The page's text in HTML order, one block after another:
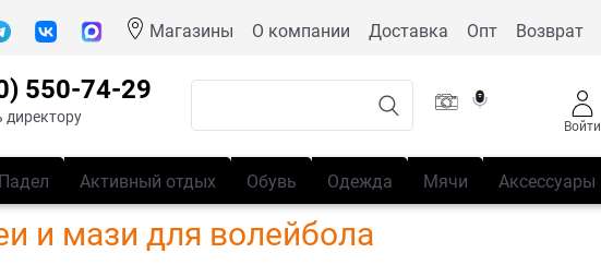
Магазины О компании Доставка Опт Возврат
550-74-29
директору
Войти
Активный отдых Обувь Одежда Мячи Аксессуары
и мази для волейбола